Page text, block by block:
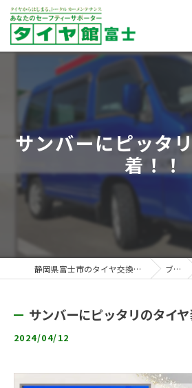
サンバーにピッタ
着！！
静岡県富士市のタイヤ交換ならタイヤ館 富士 ブログ
サンバーにピッタリのタイヤ
2024/04/12